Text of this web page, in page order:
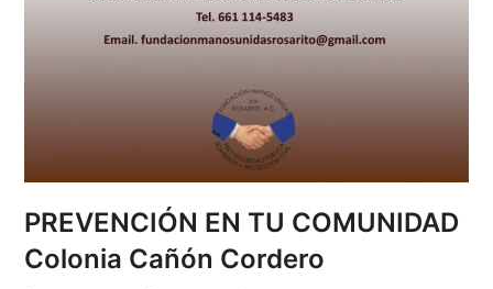
PREVENCIÓN EN TU COMUNIDAD
Colonia Cañón Cordero